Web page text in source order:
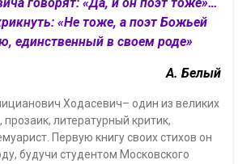
«Не тоже, а поэт Божьей
единственный в своем роде»
А. Белый
Ходасевич– один из великих
прозаик, литературный критик,
Первую книгу своих стихов он
будучи студентом Московского